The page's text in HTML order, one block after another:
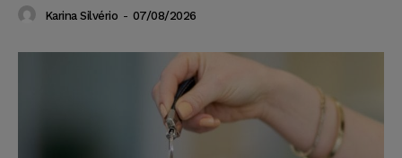
Karina Silvério - 07/08/2026